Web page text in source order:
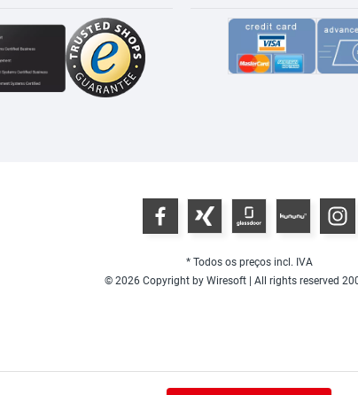
* Todos os preços incl. IVA
© 2026 Copyright by Wiresoft | All rights reserved